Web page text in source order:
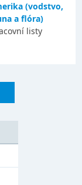
(vodstvo,
a flóra)
listy